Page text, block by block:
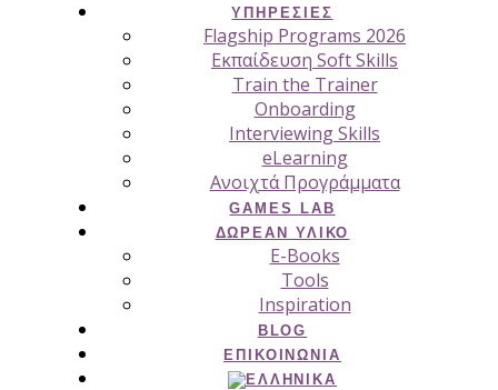
ΥΠΗΡΕΣΊΕΣ
Flagship Programs 2026
Εκπαίδευση Soft Skills
Train the Trainer
Onboarding
Interviewing Skills
eLearning
Ανοιχτά Προγράμματα
GAMES LAB
ΔΩΡΕΆΝ ΥΛΙΚΌ
E-Books
Tools
Inspiration
BLOG
ΕΠΙΚΟΙΝΩΝΊΑ